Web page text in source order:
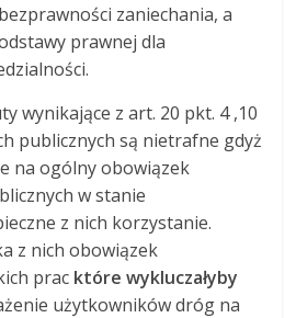
zaniechania, a
prawnej dla
wynikające z art. 20 pkt. 4 ,10
publicznych są nietrafne gdyż
na ogólny obowiązek
w stanie
z nich korzystanie.
z nich obowiązek
prac które wykluczałyby
użytkowników dróg na